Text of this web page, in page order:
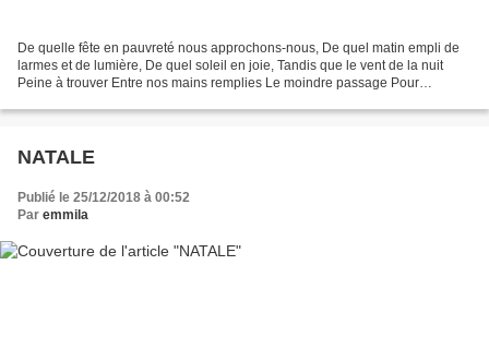
De quelle fête en pauvreté nous approchons-nous, De quel matin empli de
larmes et de lumière, De quel soleil en joie, Tandis que le vent de la nuit
Peine à trouver Entre nos mains remplies Le moindre passage Pour
NATALE
Publié le 25/12/2018 à 00:52
Par emmila